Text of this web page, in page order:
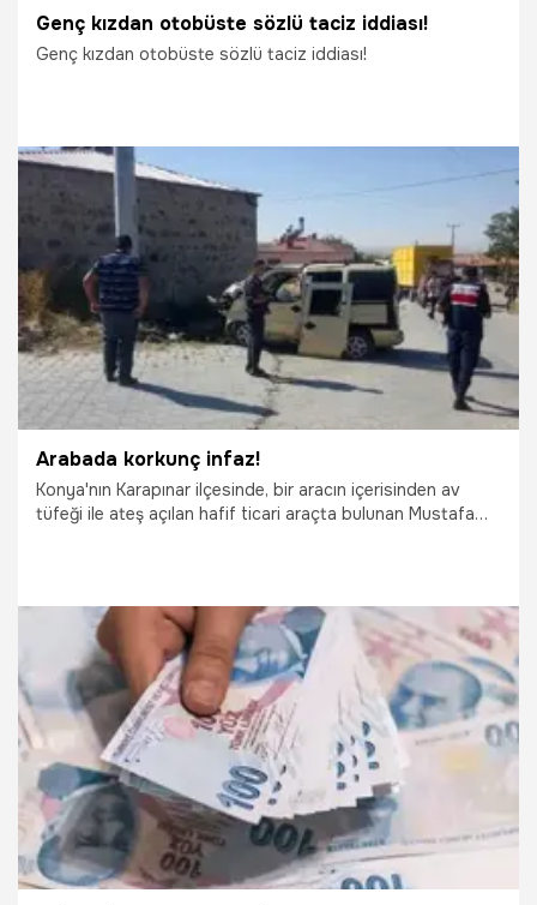
Genç kızdan otobüste sözlü taciz iddiası!
Genç kızdan otobüste sözlü taciz iddiası!
19.11.2019 Yaşam
Arabada korkunç infaz!
Konya'nın Karapınar ilçesinde, bir aracın içerisinden av
tüfeği ile ateş açılan hafif ticari araçta bulunan Mustafa
öldürdüğünü söylediği öğrenildi.
12.10.2019 Yaşam